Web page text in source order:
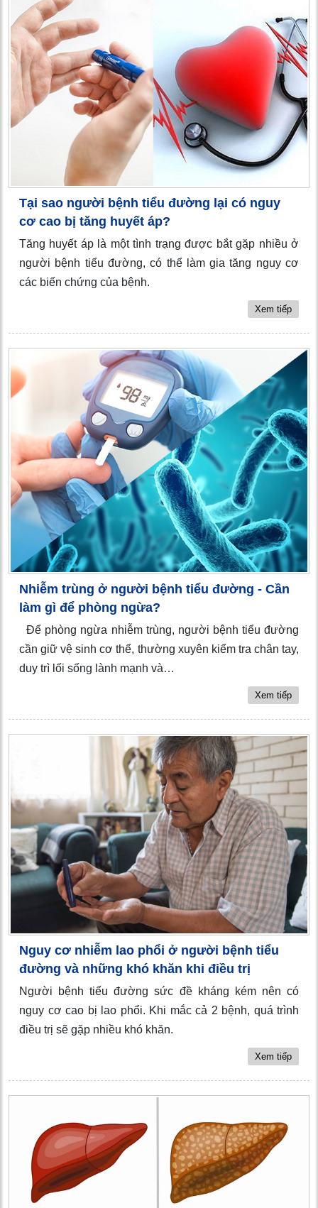
Tại sao người bệnh tiểu đường lại có nguy
cơ cao bị tăng huyết áp?
Tăng huyết áp là một tình trạng được bắt gặp nhiều ở
người bệnh tiểu đường, có thể làm gia tăng nguy cơ
các biến chứng của bệnh.
Xem tiếp
Nhiễm trùng ở người bệnh tiểu đường - Cần
làm gì để phòng ngừa?
Để phòng ngừa nhiễm trùng, người bệnh tiểu đường
cần giữ vệ sinh cơ thể, thường xuyên kiểm tra chân tay,
duy trì lối sống lành mạnh và…
Xem tiếp
Nguy cơ nhiễm lao phổi ở người bệnh tiểu
đường và những khó khăn khi điều trị
Người bệnh tiểu đường sức đề kháng kém nên có
nguy cơ cao bị lao phổi. Khi mắc cả 2 bệnh, quá trình
điều trị sẽ gặp nhiều khó khăn.
Xem tiếp